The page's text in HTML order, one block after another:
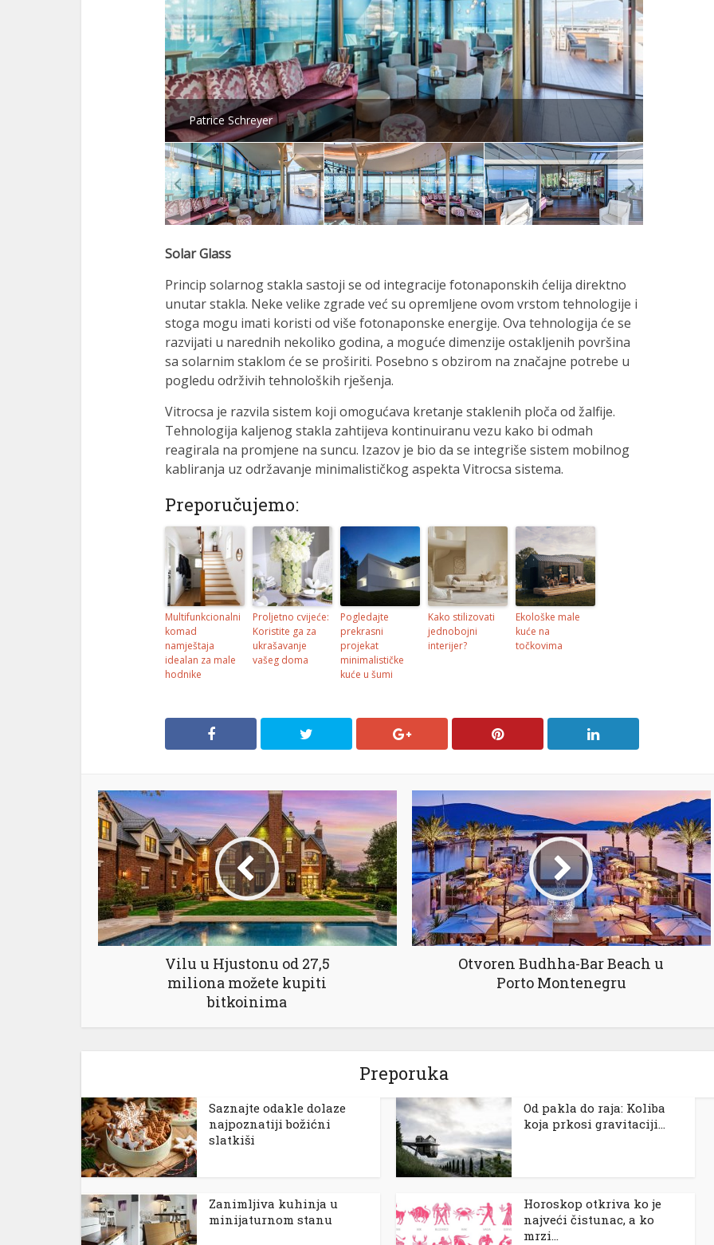
Patrice Schreyer
Solar Glass
Princip solarnog stakla sastoji se od integracije fotonaponskih ćelija direktno
unutar stakla. Neke velike zgrade već su opremljene ovom vrstom tehnologije i
stoga mogu imati koristi od više fotonaponske energije. Ova tehnologija će se
razvijati u narednih nekoliko godina, a moguće dimenzije ostakljenih površina
sa solarnim staklom će se proširiti. Posebno s obzirom na značajne potrebe u
pogledu održivih tehnoloških rješenja.
Vitrocsa je razvila sistem koji omogućava kretanje staklenih ploča od žalfije.
Tehnologija kaljenog stakla zahtijeva kontinuiranu vezu kako bi odmah
reagirala na promjene na suncu. Izazov je bio da se integriše sistem mobilnog
kabliranja uz održavanje minimalističkog aspekta Vitrocsa sistema.
Preporučujemo:
Multifunkcionalni
komad
namještaja
idealan za male
hodnike
Proljetno cvijeće:
Koristite ga za
ukrašavanje
vašeg doma
Pogledajte
prekrasni
projekat
minimalističke
kuće u šumi
Kako stilizovati
jednobojni
interijer?
Ekološke male
kuće na
točkovima
Vilu u Hjustonu od 27,5
miliona možete kupiti
bitkoinima
Otvoren Budhha-Bar Beach u
Porto Montenegru
Preporuka
Saznajte odakle dolaze
najpoznatiji božićni
slatkiši
Od pakla do raja: Koliba
koja prkosi gravitaciji...
Zanimljiva kuhinja u
minijaturnom stanu
Horoskop otkriva ko je
najveći čistunac, a ko
mrzi...